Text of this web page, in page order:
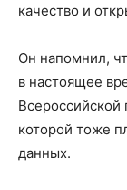
качество и
Он напомнил,
в настоящее
Всероссийской
которой тоже
данных.